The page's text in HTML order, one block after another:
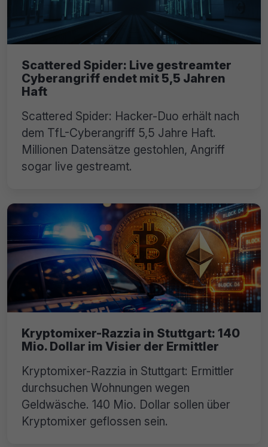
Scattered Spider: Live gestreamter
Cyberangriff endet mit 5,5 Jahren
Haft
Scattered Spider: Hacker-Duo erhält nach
dem TfL-Cyberangriff 5,5 Jahre Haft.
Millionen Datensätze gestohlen, Angriff
sogar live gestreamt.
Kryptomixer-Razzia in Stuttgart: 140
Mio. Dollar im Visier der Ermittler
Kryptomixer-Razzia in Stuttgart: Ermittler
durchsuchen Wohnungen wegen
Geldwäsche. 140 Mio. Dollar sollen über
Kryptomixer geflossen sein.